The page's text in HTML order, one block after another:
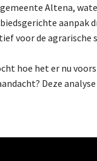
Altena,
voor de agrarische
hoe het er nu
Deze